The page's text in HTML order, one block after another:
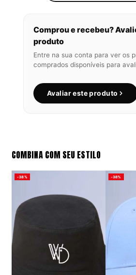
Comprou e recebeu?
produto
Entre na sua conta para ver os
comprados disponíveis para
Avaliar este produto
COMBINA COM SEU ESTILO
-38% -38%